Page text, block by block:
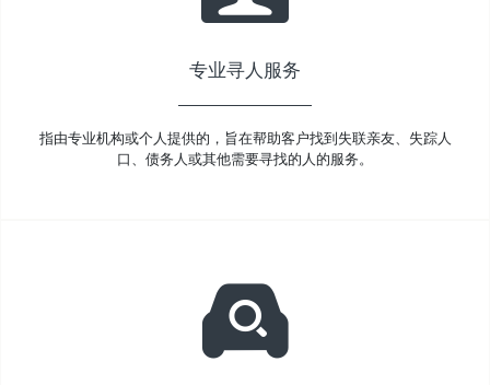
专业寻人服务
指由专业机构或个人提供的，旨在帮助客户找到失联亲友、失踪人
口、债务人或其他需要寻找的人的服务。